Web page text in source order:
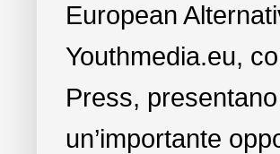
European
Youthmedia.eu,
Press,
un’importante